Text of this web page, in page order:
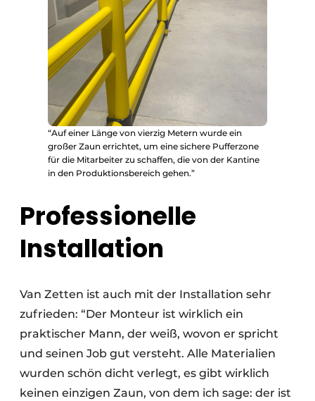
“Auf einer Länge von vierzig Metern wurde ein
großer Zaun errichtet, um eine sichere Pufferzone
für die Mitarbeiter zu schaffen, die von der Kantine
in den Produktionsbereich gehen.”
Professionelle
Installation
Van Zetten ist auch mit der Installation sehr
zufrieden: “Der Monteur ist wirklich ein
praktischer Mann, der weiß, wovon er spricht
und seinen Job gut versteht. Alle Materialien
wurden schön dicht verlegt, es gibt wirklich
keinen einzigen Zaun, von dem ich sage: der ist